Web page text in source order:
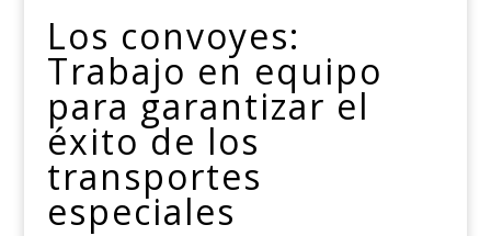
Los convoyes:
Trabajo en equipo
para garantizar el
éxito de los
transportes
especiales